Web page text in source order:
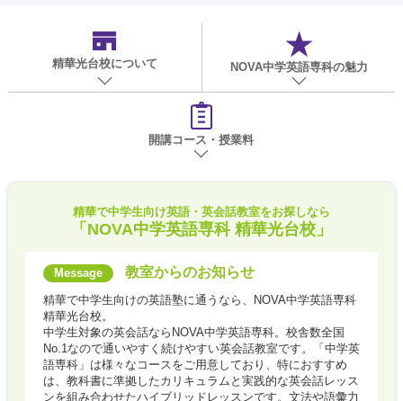
精華光台校について NOVA中学英語専科の魅力
開講コース・授業料
精華で中学生向け英語・英会話教室をお探しなら
「NOVA中学英語専科 精華光台校」
教室からのお知らせ
精華で中学生向けの英語塾に通うなら、NOVA中学英語専科
精華光台校。
中学生対象の英会話ならNOVA中学英語専科。校舎数全国
No.1なので通いやすく続けやすい英会話教室です。「中学英
語専科」は様々なコースをご用意しており、特におすすめ
は、教科書に準拠したカリキュラムと実践的な英会話レッス
ンを組み合わせたハイブリッドレッスンです。文法や語彙力